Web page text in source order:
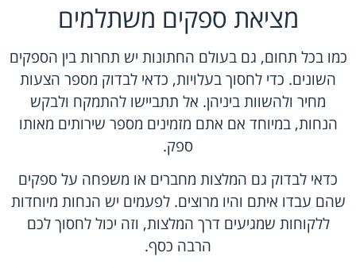
מציאת ספקים משתלמים
כמו בכל תחום, גם בעולם החתונות יש תחרות בין הספקים
השונים. כדי לחסוך בעלויות, כדאי לבדוק מספר הצעות
מחיר ולהשוות ביניהן. אל תתביישו להתמקח ולבקש
הנחות, במיוחד אם אתם מזמינים מספר שירותים מאותו
ספק.
כדאי לבדוק גם המלצות מחברים או משפחה על ספקים
שהם עבדו איתם והיו מרוצים. לפעמים יש הנחות מיוחדות
ללקוחות שמגיעים דרך המלצות, וזה יכול לחסוך לכם
הרבה כסף.